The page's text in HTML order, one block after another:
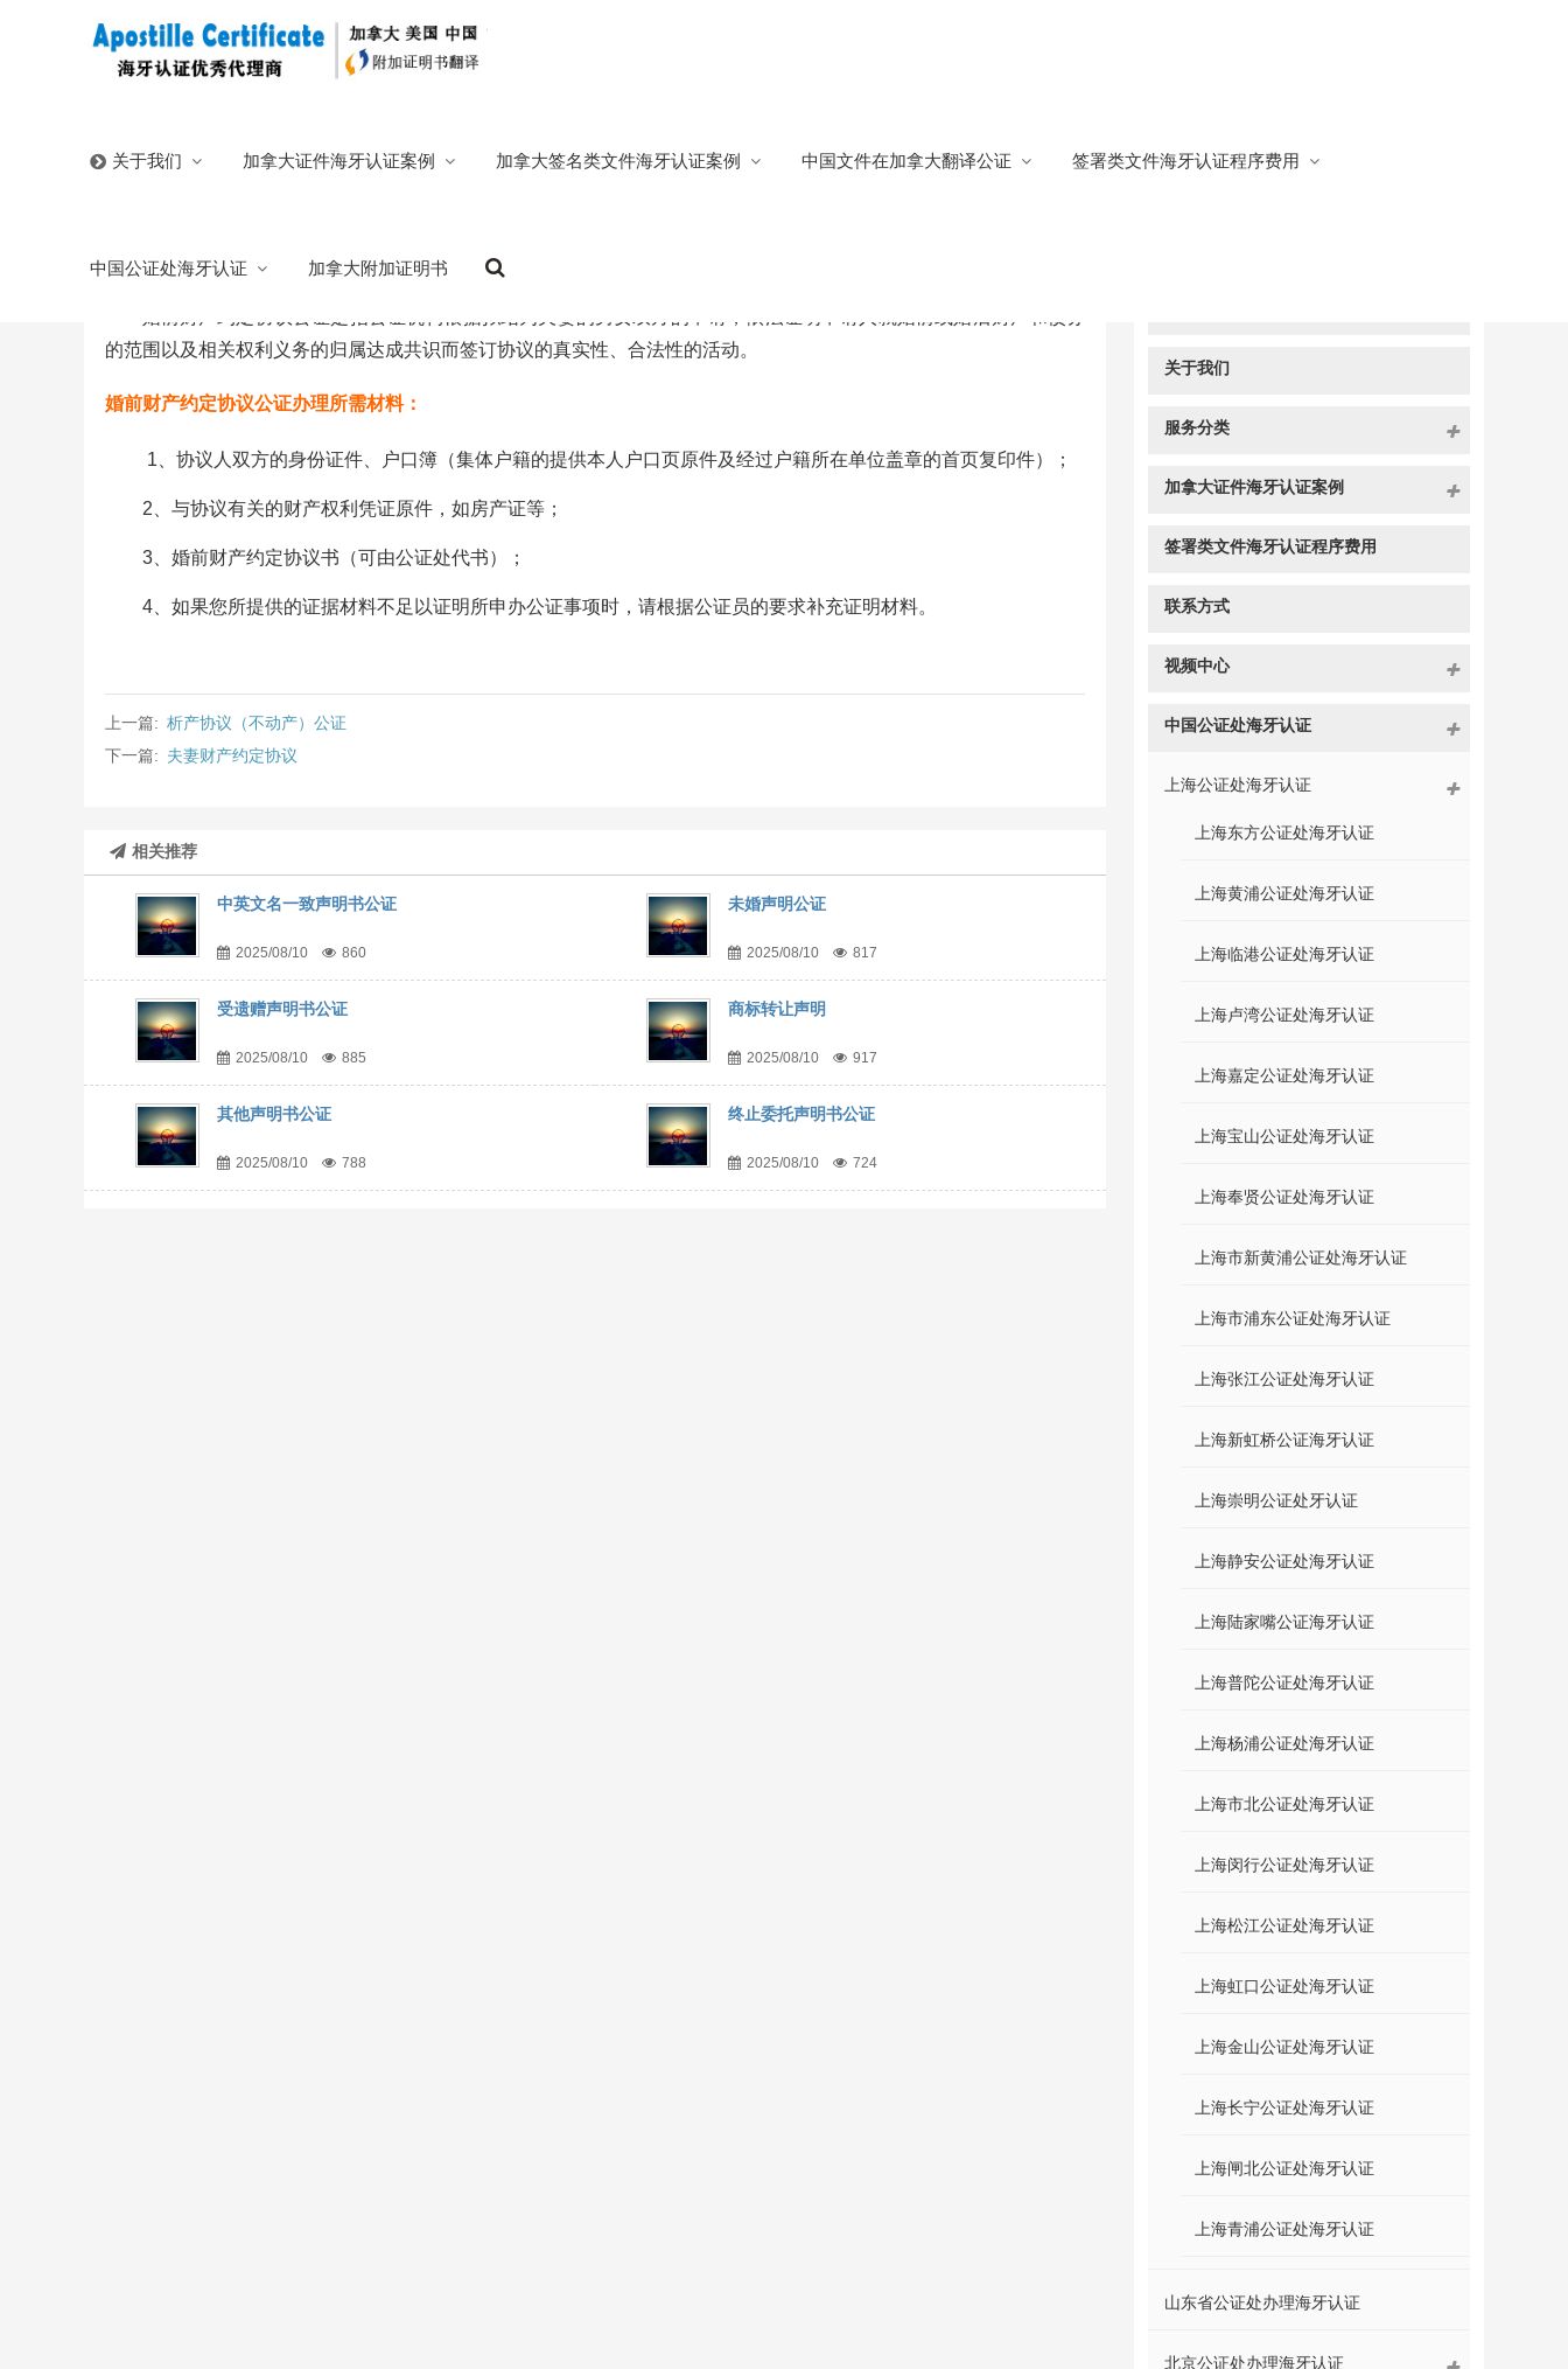
关于我们 加拿大证件海牙认证案例 加拿大签名类文件海牙认证案例 中国文件在加拿大翻译公证 签署类文件海牙认证程序费用
中国公证处海牙认证 加拿大附加证明书
2025/06/23 分类: 中国公证处海牙认证 丰台区首佳公证处海牙认证
的范围以及相关权利义务的归属达成共识而签订协议的真实性、合法性的活动。
婚前财产约定协议公证办理所需材料：
1、协议人双方的身份证件、户口簿（集体户籍的提供本人户口页原件及经过户籍所在单位盖章的首页复印件）；
2、与协议有关的财产权利凭证原件，如房产证等；
3、婚前财产约定协议书（可由公证处代书）；
4、如果您所提供的证据材料不足以证明所申办公证事项时，请根据公证员的要求补充证明材料。
上一篇: 析产协议（不动产）公证
下一篇: 夫妻财产约定协议
相关推荐
中英文名一致声明书公证
2025/08/10 860
未婚声明公证
2025/08/10 817
受遗赠声明书公证
2025/08/10 885
商标转让声明
2025/08/10 917
其他声明书公证
2025/08/10 788
终止委托声明书公证
2025/08/10 724
关于我们
服务分类
加拿大证件海牙认证案例
签署类文件海牙认证程序费用
联系方式
视频中心
中国公证处海牙认证
上海公证处海牙认证
上海东方公证处海牙认证
上海黄浦公证处海牙认证
上海临港公证处海牙认证
上海卢湾公证处海牙认证
上海嘉定公证处海牙认证
上海宝山公证处海牙认证
上海奉贤公证处海牙认证
上海市新黄浦公证处海牙认证
上海市浦东公证处海牙认证
上海张江公证处海牙认证
上海新虹桥公证海牙认证
上海崇明公证处牙认证
上海静安公证处海牙认证
上海陆家嘴公证海牙认证
上海普陀公证处海牙认证
上海杨浦公证处海牙认证
上海市北公证处海牙认证
上海闵行公证处海牙认证
上海松江公证处海牙认证
上海虹口公证处海牙认证
上海金山公证处海牙认证
上海长宁公证处海牙认证
上海闸北公证处海牙认证
上海青浦公证处海牙认证
山东省公证处办理海牙认证
北京公证处办理海牙认证